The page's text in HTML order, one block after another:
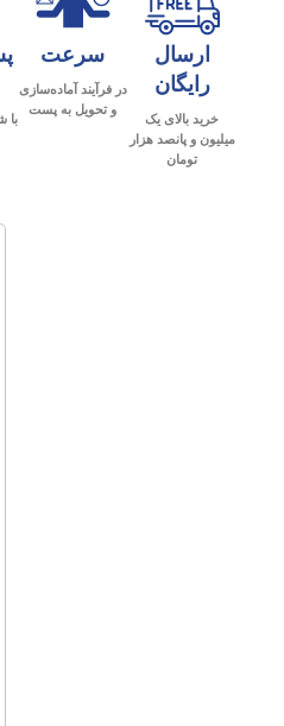
ارسال
رایگان
خرید بالای یک
میلیون و پانصد هزار
تومان
سرعت
در فرآیند آماده‌سازی
و تحویل به پست